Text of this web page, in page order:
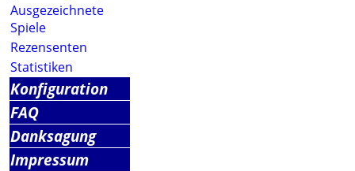
Ausgezeichnete
Spiele
Rezensenten
Statistiken
Konfiguration
FAQ
Danksagung
Impressum